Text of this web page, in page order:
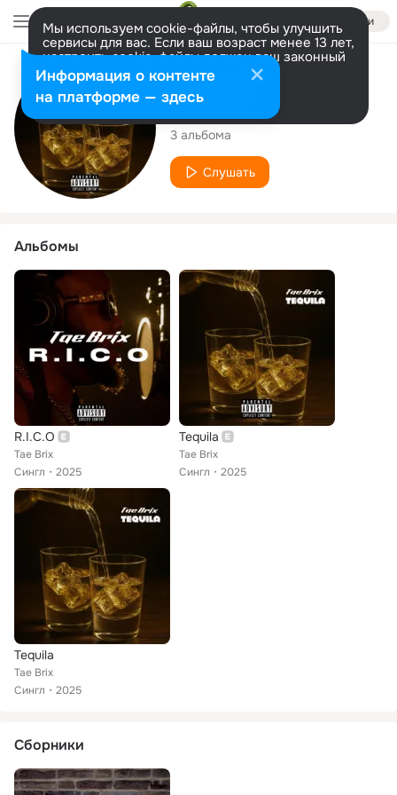
Войти
Мы используем cookie-файлы, чтобы улучшить
сервисы для вас. Если ваш возраст менее 13 лет,
настроить cookie-файлы должен ваш законный
представитель. Больше информации
Разрешить все Настроить
Исполнитель
Tae Brix
3 альбома
Слушать
Альбомы
R.I.C.O
Tae Brix
Сингл
2025
Tequila
Tae Brix
Сингл
2025
Tequila
Tae Brix
Сингл
2025
Сборники
Информация о контенте
на платформе — здесь